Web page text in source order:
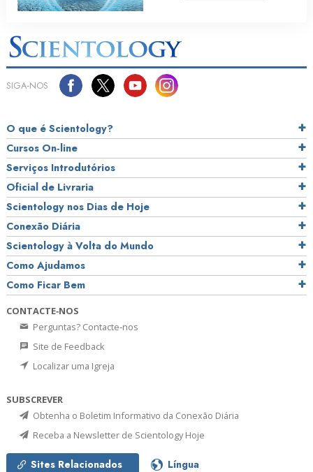
SIGA‑NOS
O que é Scientology?
Cursos On‑line
Serviços Introdutórios
Oficial de Livraria
Scientology nos Dias de Hoje
Conexão Diária
Scientology à Volta do Mundo
Como Ajudamos
Como Ficar Bem
CONTACTE‑NOS
Perguntas? Contacte‑nos
Site de Feedback
Localizar uma Igreja
SUBSCREVER
Obtenha o Boletim Informativo da Conexão Diária
Receba a Newsletter de Scientology Hoje
Sites Relacionados Língua